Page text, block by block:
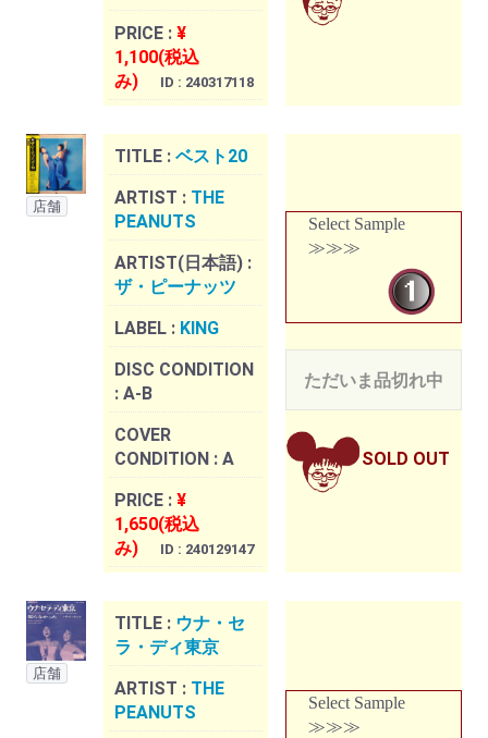
PRICE : ¥
1,100(税込
み)
ID : 240317118
店舗
TITLE : ベスト20
ARTIST : THE
PEANUTS
ARTIST(日本語) :
ザ・ピーナッツ
LABEL : KING
DISC CONDITION
: A-B
COVER
CONDITION : A
PRICE : ¥
1,650(税込
み)
ID : 240129147
Select Sample
≫≫≫
ただいま品切れ中
SOLD OUT
店舗
TITLE : ウナ・セ
ラ・ディ東京
ARTIST : THE
PEANUTS
Select Sample
≫≫≫